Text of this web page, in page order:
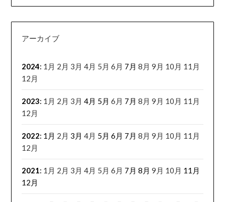
アーカイブ
2024: 1月 2月 3月 4月 5月 6月 7月 8月 9月 10月 11月
12月
2023: 1月 2月 3月 4月 5月 6月 7月 8月 9月 10月 11月
12月
2022: 1月 2月 3月 4月 5月 6月 7月 8月 9月 10月 11月
12月
2021: 1月 2月 3月 4月 5月 6月 7月 8月 9月 10月 11月
12月